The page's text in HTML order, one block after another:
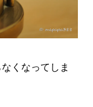
くなってしま